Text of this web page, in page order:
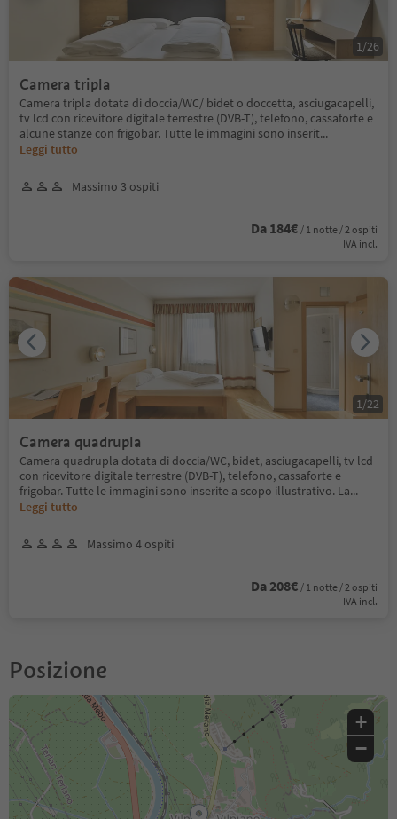
Camera tripla
Camera tripla dotata di doccia/WC/ bidet o doccetta, asciugacapelli,
tv lcd con ricevitore digitale terrestre (DVB-T), telefono, cassaforte e
alcune stanze con frigobar. Tutte le immagini sono inserit...
Leggi tutto
Massimo 3 ospiti
Da 184€ / 1 notte / 2 ospiti
IVA incl.
1 /26
Camera quadrupla
Camera quadrupla dotata di doccia/WC, bidet, asciugacapelli, tv lcd
con ricevitore digitale terrestre (DVB-T), telefono, cassaforte e
frigobar. Tutte le immagini sono inserite a scopo illustrativo. La...
Leggi tutto
Massimo 4 ospiti
Da 208€ / 1 notte / 2 ospiti
IVA incl.
1 /22
Posizione
+
−